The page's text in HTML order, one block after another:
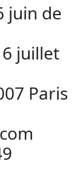
juin de
juillet
Paris